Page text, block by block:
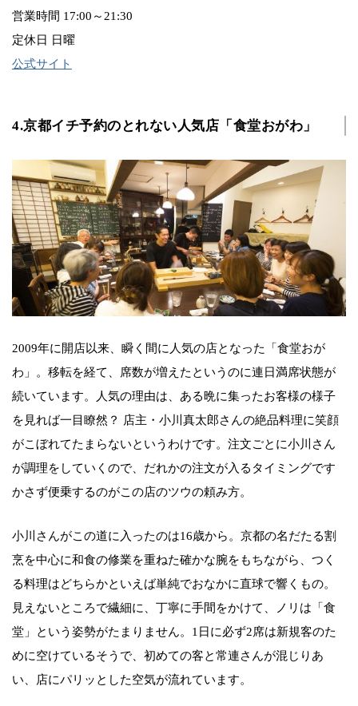
営業時間 17:00～21:30
定休日 日曜
公式サイト
4.京都イチ予約のとれない人気店「食堂おがわ」
2009年に開店以来、瞬く間に人気の店となった「食堂おが
わ」。移転を経て、席数が増えたというのに連日満席状態が
続いています。人気の理由は、ある晩に集ったお客様の様子
を見れば一目瞭然？ 店主・小川真太郎さんの絶品料理に笑顔
がこぼれてたまらないというわけです。注文ごとに小川さん
が調理をしていくので、だれかの注文が入るタイミングです
かさず便乗するのがこの店のツウの頼み方。
小川さんがこの道に入ったのは16歳から。京都の名だたる割
烹を中心に和食の修業を重ねた確かな腕をもちながら、つく
る料理はどちらかといえば単純でおなかに直球で響くもの。
見えないところで繊細に、丁寧に手間をかけて、ノリは「食
堂」という姿勢がたまりません。1日に必ず2席は新規客のた
めに空けているそうで、初めての客と常連さんが混じりあ
い、店にパリッとした空気が流れています。